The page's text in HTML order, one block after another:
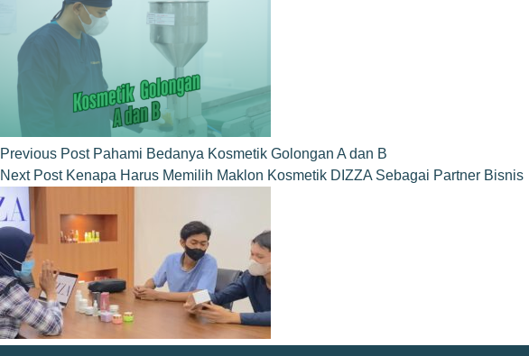
Previous Post Pahami Bedanya Kosmetik Golongan A dan B
Next Post Kenapa Harus Memilih Maklon Kosmetik DIZZA Sebagai Partner Bisnis